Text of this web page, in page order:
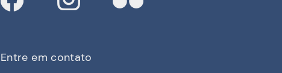
Entre em contato